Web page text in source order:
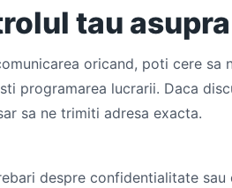
tau
oricand, poti cere
programarea lucrarii. Daca
sa ne trimiti adresa exacta.
despre confidentialitate